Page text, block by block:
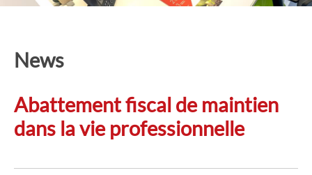
Jobs
Interlocuteurs
News
Abattement fiscal de maintien
dans la vie professionnelle